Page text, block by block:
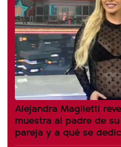
Alejandra Maglietti
muestra al padre de
pareja y a qué se